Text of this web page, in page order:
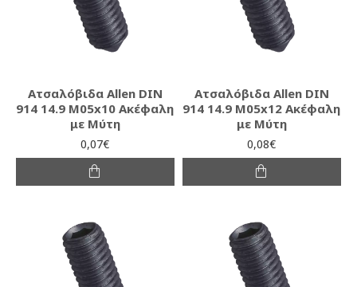
Ατσαλόβιδα Allen DIN
914 14.9 M05x10 Ακέφαλη
με Μύτη
0,07€
Ατσαλόβιδα Allen DIN
914 14.9 M05x12 Ακέφαλη
με Μύτη
0,08€